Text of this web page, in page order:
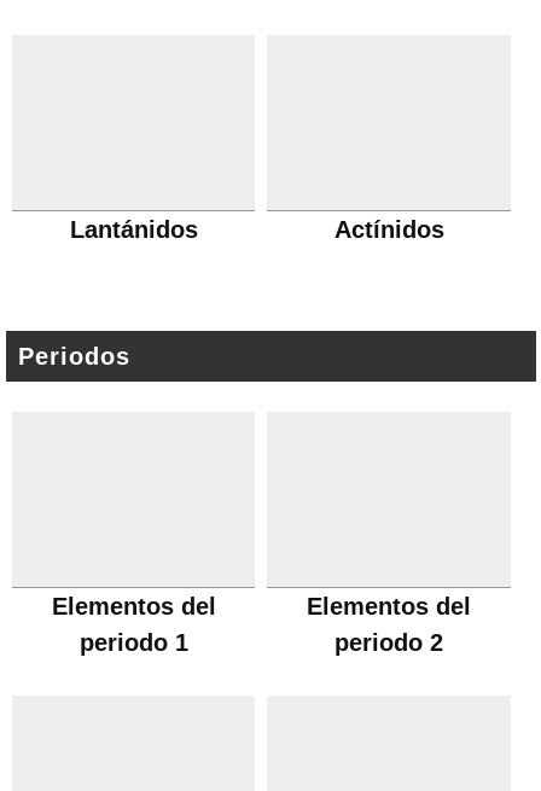
Lantánidos Actínidos
Periodos
Elementos del
periodo 1
Elementos del
periodo 2